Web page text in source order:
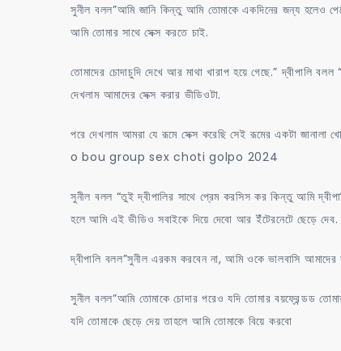
সুনীল বলল”আমি জানি কিন্তু আমি তোমাকে একদিনের জন্য হলেও
আমি তোমার সাথে সেক্স করতে চাই.
তোমাদের চোদাচুদি দেখে আর মাথা খারাপ হয়ে গেছে.” দ্বীপালি
দেখলাম আমাদের সেক্স করার ভীডিওটা.
পরে দেখলাম আমরা যে রূমে সেক্স করেছি সেই রূমের একটা জানালা
o bou group sex choti golpo 2024
সুনীল বলল “তুই দ্বীপালির সাথে প্রেম করসিস কর কিন্তু আমি
হলে আমি এই ভীডিও সবাইকে দিয়ে দেবো আর ইঁটেরনেটে ছেড়ে দেব.
দ্বীপালি বলল”সুনীল এরকম করবেন না, আমি ওকে ভালবাসি আমাদের
সুনীল বলল”আমি তোমাকে চোদার পরেও যদি তোমার বয়ফ্রেন্ডড
যদি তোমাকে ছেড়ে দেয় তাহলে আমি তোমাকে বিয়ে করবো